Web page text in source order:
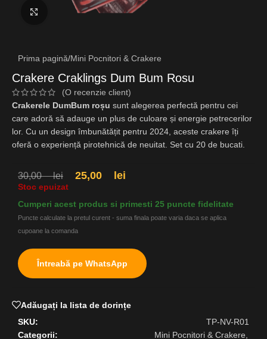
Fă clic pentru a mări
Prima pagină/Mini Pocnitori & Crakere
Crakere Craklings Dum Bum Rosu
(O recenzie client)
Crakerele DumBum roșu sunt alegerea perfectă pentru cei
care adoră să adauge un plus de culoare și energie petrecerilor
lor. Cu un design îmbunătățit pentru 2024, aceste crakere îți
oferă o experiență pirotehnică de neuitat. Set cu 20 de bucati.
30,00lei 25,00 lei
Stoc epuizat
Cumperi acest produs si primesti 25 puncte fidelitate
Puncte calculate la pretul curent - suma finala poate varia daca se aplica
cupoane la comanda
Întreabă pe WhatsApp
Adăugați la lista de dorințe
SKU:
TP-NV-R01
Categorii:
Mini Pocnitori & Crakere